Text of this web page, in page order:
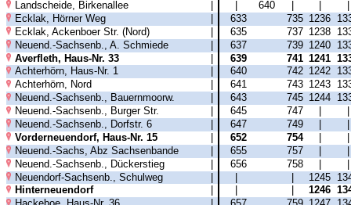
Landscheide, Birkenallee
640
Ecklak, Hörner Weg
633 735 1236
Ecklak, Ackenboer Str. (Nord)
635 737 1238
Neuend.-Sachsenb., A. Schmiede
| 637 739 1240
Averfleth, Haus-Nr. 33
| 639 741 1241
Achterhörn, Haus-Nr. 1
640 742 1242
Achterhörn, Nord
641 743 1243
Neuend.-Sachsenb., Bauernmoorw.
643 745 1244
Neuend.-Sachsenb., Burger Str.
645 747
Neuend.-Sachsenb., Dorfstr. 6
647 749
Vorderneuendorf, Haus-Nr. 15
652 754
Neuend.-Sachs, Abz Sachsenbande
655 757
Neuend.-Sachsenb., Dückerstieg
| 656 758 |
Neuendorf-Sachsenb., Schulweg
| | | 1245
Hinterneuendorf
1246